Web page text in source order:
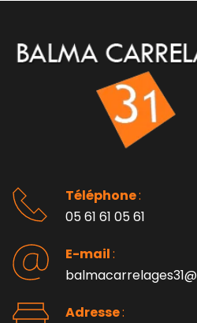
Téléphone :
05 61 61 05 61
E-mail :
Adresse :